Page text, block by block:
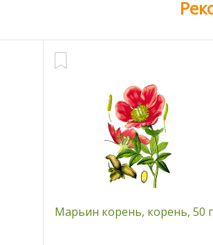
Марьин корень, корень, 50